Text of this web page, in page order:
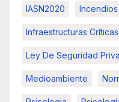
IASN2020 Incendios
Infraestructuras Críticas
Ley De Seguridad
Medioambiente